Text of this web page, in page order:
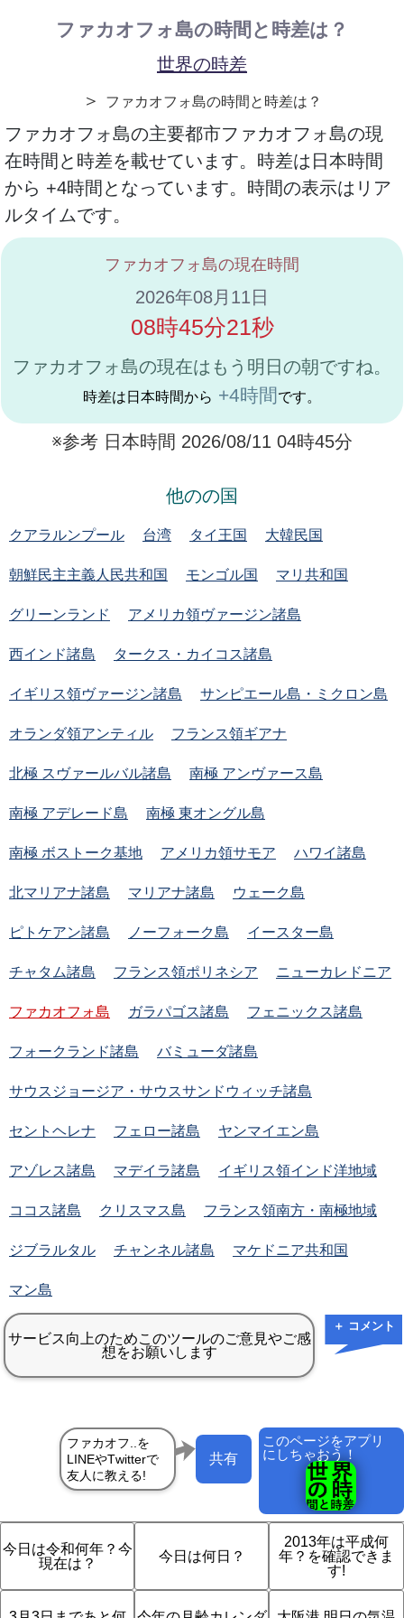
ファカオフォ島の時間と時差は？
世界の時差
＞
ファカオフォ島の時間と時差は？
ファカオフォ島の主要都市ファカオフォ島の現
在時間と時差を載せています。時差は日本時間
から +4時間となっています。時間の表示はリア
ルタイムです。
ファカオフォ島の現在時間
2026年08月11日
08時45分21秒
ファカオフォ島の現在はもう明日の朝ですね。
時差は日本時間から +4時間 です。
※参考 日本時間 2026/08/11 04時45分
他のの国
クアラルンプール 台湾 タイ王国 大韓民国
朝鮮民主主義人民共和国 モンゴル国 マリ共和国
グリーンランド アメリカ領ヴァージン諸島
西インド諸島 タークス・カイコス諸島
イギリス領ヴァージン諸島 サンピエール島・ミクロン島
オランダ領アンティル フランス領ギアナ
北極 スヴァールバル諸島 南極 アンヴァース島
南極 アデレード島 南極 東オングル島
南極 ボストーク基地 アメリカ領サモア ハワイ諸島
北マリアナ諸島 マリアナ諸島 ウェーク島
ピトケアン諸島 ノーフォーク島 イースター島
チャタム諸島 フランス領ポリネシア ニューカレドニア
ファカオフォ島 ガラパゴス諸島 フェニックス諸島
フォークランド諸島 バミューダ諸島
サウスジョージア・サウスサンドウィッチ諸島
セントヘレナ フェロー諸島 ヤンマイエン島
アゾレス諸島 マデイラ諸島 イギリス領インド洋地域
ココス諸島 クリスマス島 フランス領南方・南極地域
ジブラルタル チャンネル諸島 マケドニア共和国
マン島
＋ コメント
このページをアプリ
にしちゃおう！
共有
今日は令和何年？今
現在は？
今日は何日？
2013年は平成何
年？を確認できま
す!